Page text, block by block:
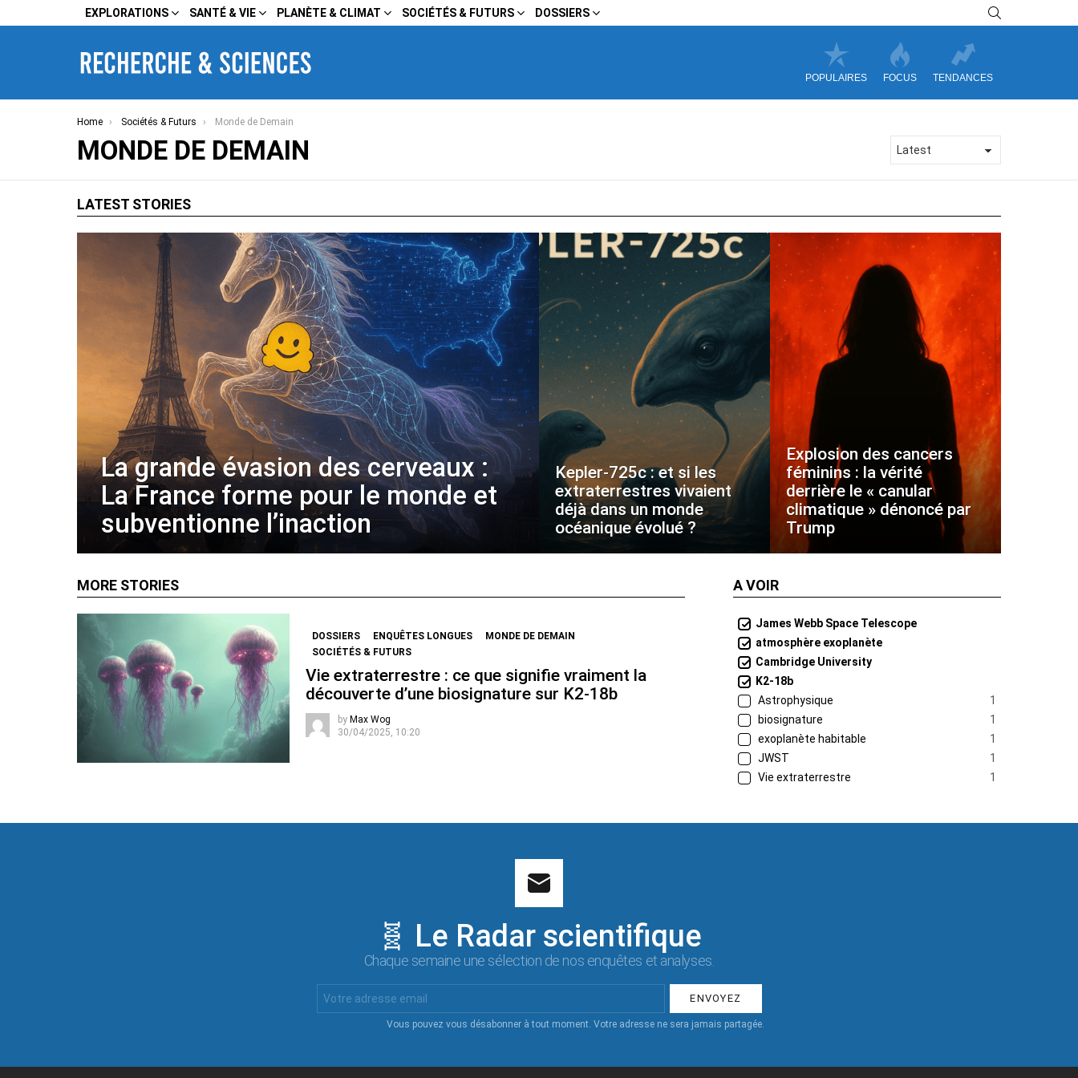
EXPLORATIONS SANTÉ & VIE PLANÈTE & CLIMAT SOCIÉTÉS & FUTURS DOSSIERS
POPULAIRES FOCUS TENDANCES
You are here:
Home Sociétés & Futurs Monde de Demain
MONDE DE DEMAIN
LATEST STORIES
La grande évasion des cerveaux :
La France forme pour le monde et
subventionne l’inaction
Kepler-725c : et si les
extraterrestres vivaient
déjà dans un monde
océanique évolué ?
Explosion des cancers
féminins : la vérité
derrière le « canular
climatique » dénoncé par
Trump
MORE STORIES
DOSSIERS ENQUÊTES LONGUES
MONDE DE DEMAIN
SOCIÉTÉS & FUTURS
Vie extraterrestre : ce que signifie vraiment la
découverte d’une biosignature sur K2-18b
by Max Wog
30/04/2025, 10:20
A VOIR
James Webb Space Telescope
atmosphère exoplanète
Cambridge University
K2-18b
Astrophysique
1
biosignature
1
exoplanète habitable
1
JWST
1
Vie extraterrestre
1
🧬 Le Radar scientifique
Chaque semaine une sélection de nos enquêtes et analyses.
Email
:
Vous pouvez vous désabonner à tout moment. Votre adresse ne sera jamais partagée.